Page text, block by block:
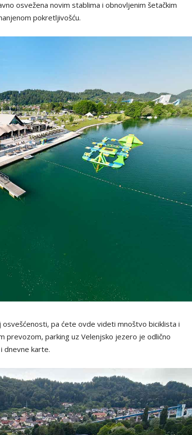
osvežena novim stablima i obnovljenim šetačkim
pokretljivošću.
pa ćete ovde videti mnoštvo biciklista i
prevozom, parking uz Velenjsko jezero je odlično
dnevne karte.